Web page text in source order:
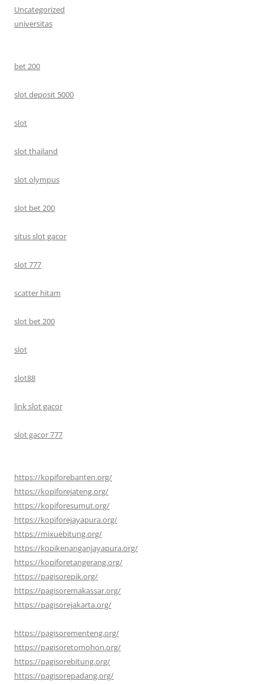
Uncategorized
universitas
bet 200
slot deposit 5000
slot
slot thailand
slot olympus
slot bet 200
situs slot gacor
slot 777
scatter hitam
slot bet 200
slot
slot88
link slot gacor
slot gacor 777
https://kopiforebanten.org/
https://kopiforejateng.org/
https://kopiforesumut.org/
https://kopiforejayapura.org/
https://mixuebitung.org/
https://kopikenanganjayapura.org/
https://kopiforetangerang.org/
https://pagisorepik.org/
https://pagisoremakassar.org/
https://pagisorejakarta.org/
https://pagisorementeng.org/
https://pagisoretomohon.org/
https://pagisorebitung.org/
https://pagisorepadang.org/